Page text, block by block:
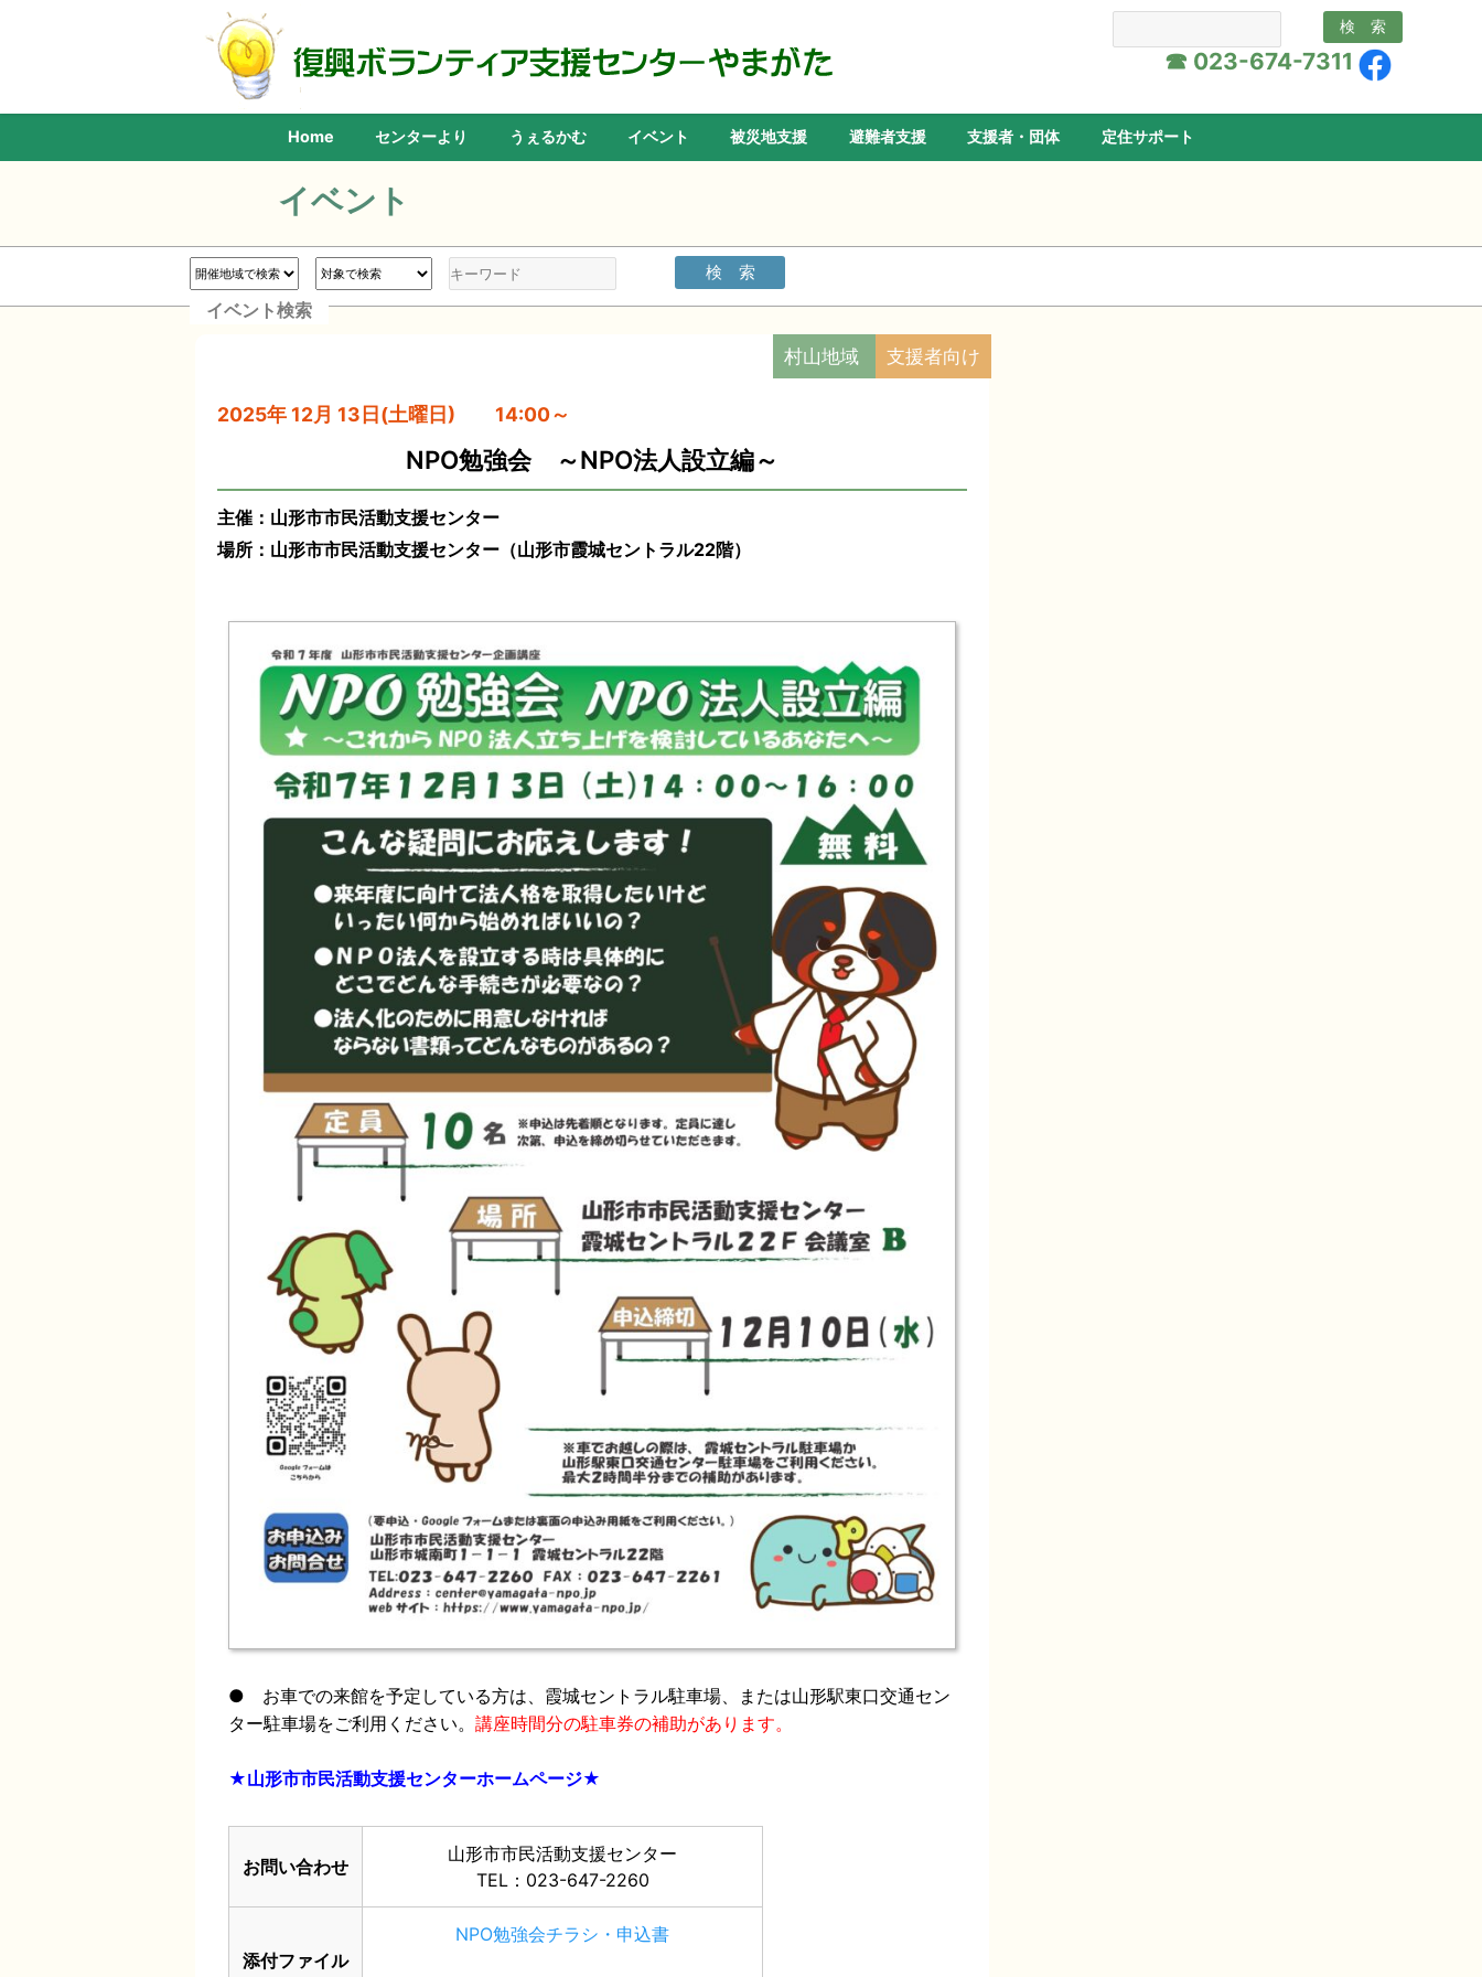
☎ 023-674-7311
Home センターより うぇるかむ イベント 被災地支援 避難者支援 支援者・団体 定住サポート
イベント
イベント検索
村山地域 支援者向け
2025年 12月 13日(土曜日) 14:00～
NPO勉強会 ～NPO法人設立編～
主催：山形市市民活動支援センター
場所：山形市市民活動支援センター（山形市霞城セントラル22階）
● お車での来館を予定している方は、霞城セントラル駐車場、または山形駅東口交通セン
ター駐車場をご利用ください。 講座時間分の駐車券の補助があります。
★山形市市民活動支援センターホームページ★
お問い合わせ
山形市市民活動支援センター
TEL：023-647-2260
添付ファイル
NPO勉強会チラシ・申込書